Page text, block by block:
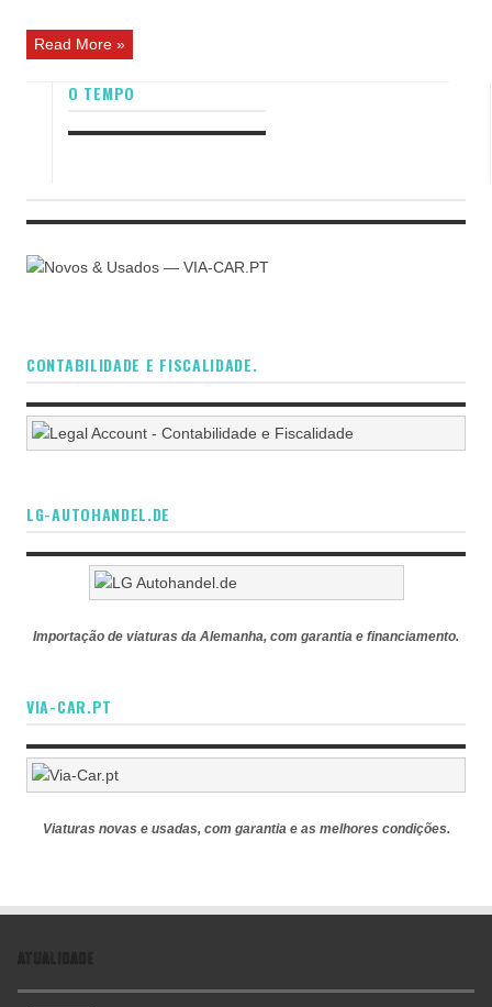
Read More »
O TEMPO
CONTABILIDADE E FISCALIDADE.
LG-AUTOHANDEL.DE
Importação de viaturas da Alemanha, com garantia e financiamento.
VIA-CAR.PT
Viaturas novas e usadas, com garantia e as melhores condições.
ATUALIDADE